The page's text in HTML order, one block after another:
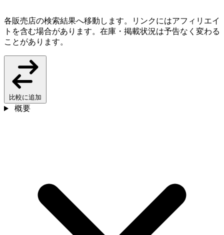
各販売店の検索結果へ移動します。リンクにはアフィリエイ
トを含む場合があります。在庫・掲載状況は予告なく変わる
ことがあります。
比較に追加
概要